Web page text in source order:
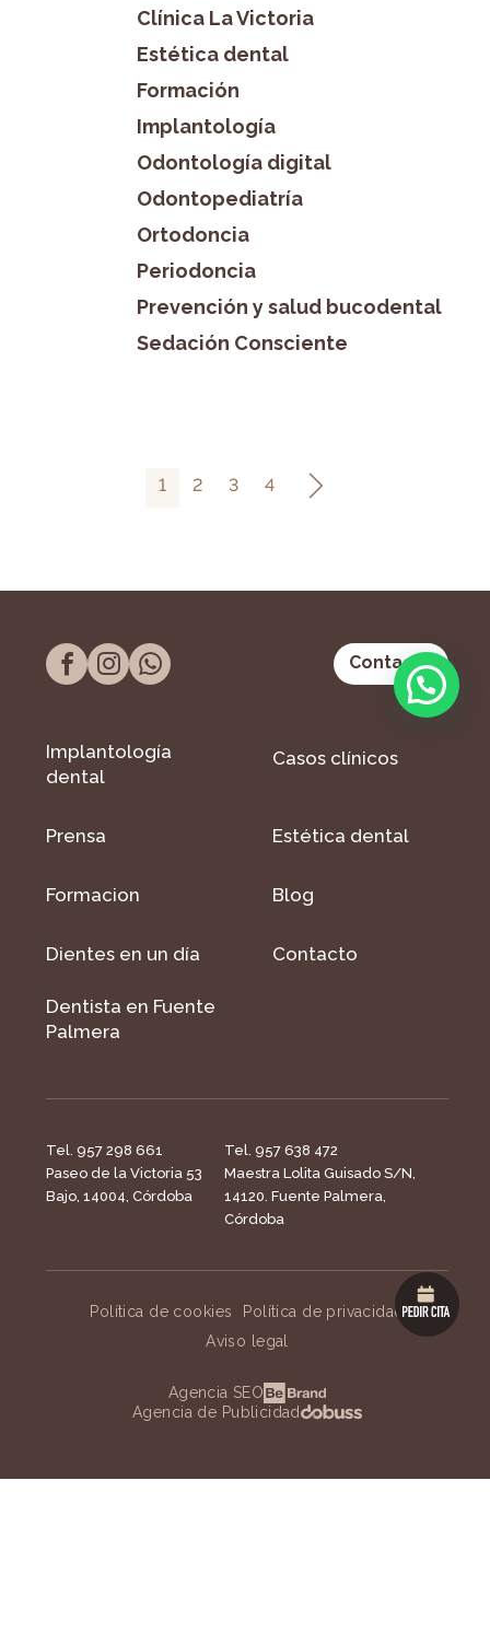
Clínica La Victoria
Estética dental
Formación
Implantología
Odontología digital
Odontopediatría
Ortodoncia
Periodoncia
Prevención y salud bucodental
Sedación Consciente
1 2 3 4
Contacto
Implantología
dental
Casos clínicos
Prensa Estética dental
Formacion Blog
Dientes en un día Contacto
Dentista en Fuente
Palmera
Tel. 957 298 661
Paseo de la Victoria 53
Bajo, 14004, Córdoba
Tel. 957 638 472
Maestra Lolita Guisado S/N,
14120. Fuente Palmera,
Córdoba
Política de cookies
Política de privacidad
Aviso legal
Agencia SEO
Agencia de Publicidad